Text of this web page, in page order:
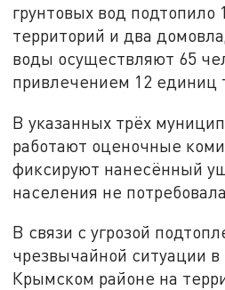
грунтовых вод подтопило
территорий и два
воды осуществляют 65
привлечением 12 единиц
В указанных трёх
работают оценочные
фиксируют нанесённый
населения не
В связи с угрозой
чрезвычайной ситуации в
Крымском районе на